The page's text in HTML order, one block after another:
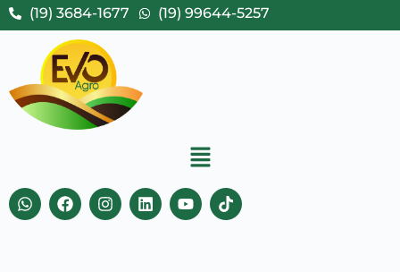
(19) 3684-1677 (19) 99644-5257